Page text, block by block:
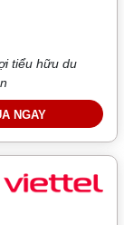
tiểu hữu du
NGAY